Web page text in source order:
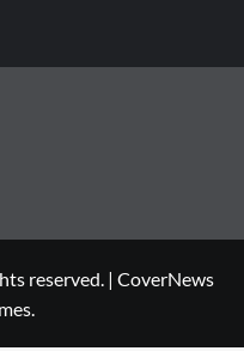
reserved. | CoverNews